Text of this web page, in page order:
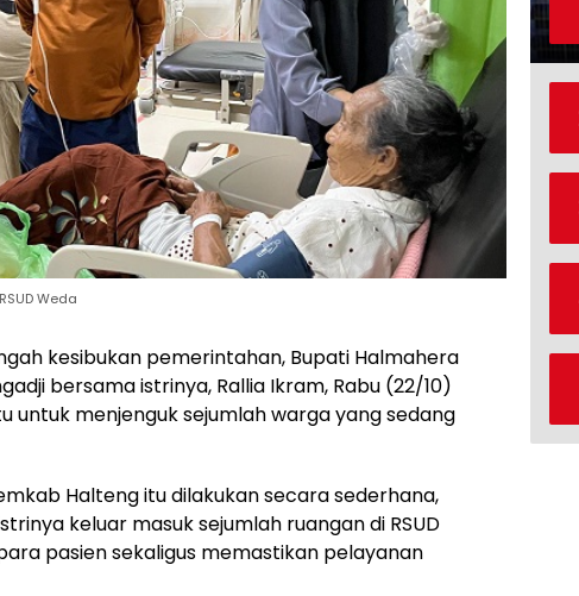
Weda
kesibukan pemerintahan, Bupati Halmahera
bersama istrinya, Rallia Ikram, Rabu (22/10)
untuk menjenguk sejumlah warga yang sedang
Halteng itu dilakukan secara sederhana,
keluar masuk sejumlah ruangan di RSUD
pasien sekaligus memastikan pelayanan